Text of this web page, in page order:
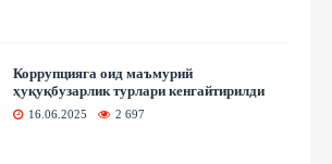
Коррупцияга оид маъмурий
ҳуқуқбузарлик турлари кенгайтирилди
16.06.2025 2 697